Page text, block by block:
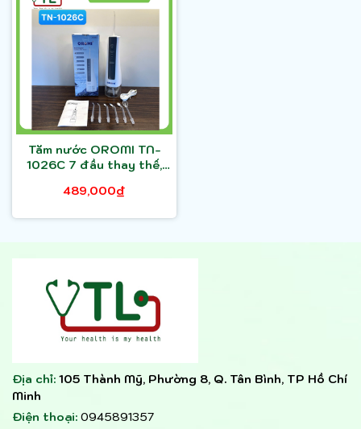
Tăm nước OROMI TN-
1026C 7 đầu thay thế,
489,000₫
Địa chỉ: 105 Thành Mỹ, Phường 8, Q. Tân Bình, TP Hồ Chí
Minh
Điện thoại: 0945891357